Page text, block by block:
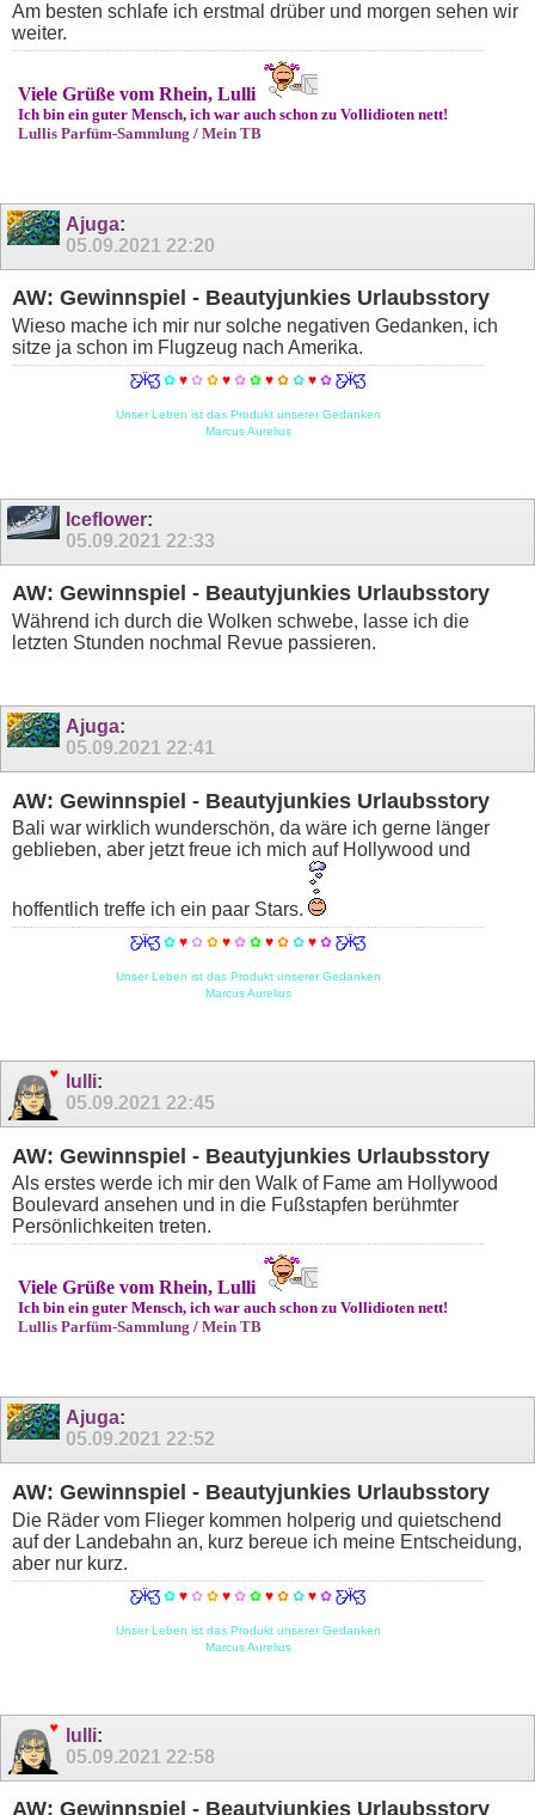
Am besten schlafe ich erstmal drüber und morgen sehen wir
weiter.
Viele Grüße vom Rhein, Lulli
Ich bin ein guter Mensch, ich war auch schon zu Vollidioten nett!
Lullis Parfüm-Sammlung / Mein TB
Ajuga:
05.09.2021 22:20
AW: Gewinnspiel - Beautyjunkies Urlaubsstory
Wieso mache ich mir nur solche negativen Gedanken, ich
sitze ja schon im Flugzeug nach Amerika.
Ƹ̵̡Ӝ̵̨̄Ʒ ✿♥✿ ✿ ♥✿✿♥✿✿♥✿Ƹ̵̡Ӝ̵̨̄Ʒ
Unser Leben ist das Produkt unserer Gedanken
Marcus Aurelius
Iceflower:
05.09.2021 22:33
AW: Gewinnspiel - Beautyjunkies Urlaubsstory
Während ich durch die Wolken schwebe, lasse ich die
letzten Stunden nochmal Revue passieren.
Ajuga:
05.09.2021 22:41
AW: Gewinnspiel - Beautyjunkies Urlaubsstory
Bali war wirklich wunderschön, da wäre ich gerne länger
geblieben, aber jetzt freue ich mich auf Hollywood und
hoffentlich treffe ich ein paar Stars.
Ƹ̵̡Ӝ̵̨̄Ʒ ✿♥✿ ✿ ♥✿✿♥✿✿♥✿Ƹ̵̡Ӝ̵̨̄Ʒ
Unser Leben ist das Produkt unserer Gedanken
Marcus Aurelius
lulli:
05.09.2021 22:45
AW: Gewinnspiel - Beautyjunkies Urlaubsstory
Als erstes werde ich mir den Walk of Fame am Hollywood
Boulevard ansehen und in die Fußstapfen berühmter
Persönlichkeiten treten.
Viele Grüße vom Rhein, Lulli
Ich bin ein guter Mensch, ich war auch schon zu Vollidioten nett!
Lullis Parfüm-Sammlung / Mein TB
Ajuga:
05.09.2021 22:52
AW: Gewinnspiel - Beautyjunkies Urlaubsstory
Die Räder vom Flieger kommen holperig und quietschend
auf der Landebahn an, kurz bereue ich meine Entscheidung,
aber nur kurz.
Ƹ̵̡Ӝ̵̨̄Ʒ ✿♥✿ ✿ ♥✿✿♥✿✿♥✿Ƹ̵̡Ӝ̵̨̄Ʒ
Unser Leben ist das Produkt unserer Gedanken
Marcus Aurelius
lulli:
05.09.2021 22:58
AW: Gewinnspiel - Beautyjunkies Urlaubsstory